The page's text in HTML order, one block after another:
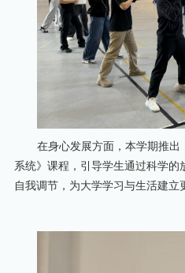
在身心发展方面，本学期推
系统》课程，引导学生通过科学
自我调节，为大学学习与生活建立